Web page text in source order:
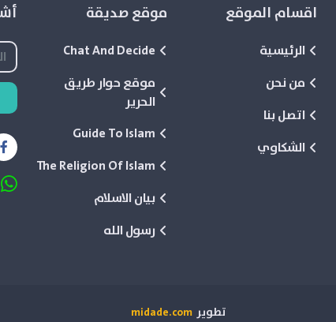
اقسام الموقع
الرئيسية
من نحن
اتصل بنا
الشكاوي
موقع صديقة
Chat And Decide
موقع حوار طريق
الحرير
Guide To Islam
The Religion Of Islam
بيان الاسلام
رسول الله
تطوير midade.com